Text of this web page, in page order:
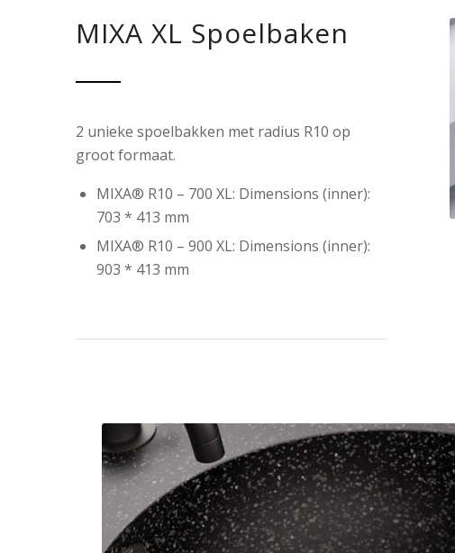
MIXA XL Spoelbaken
2 unieke spoelbakken met radius R10 op
groot formaat.
MIXA® R10 – 700 XL: Dimensions (inner):
703 * 413 mm
MIXA® R10 – 900 XL: Dimensions (inner):
903 * 413 mm